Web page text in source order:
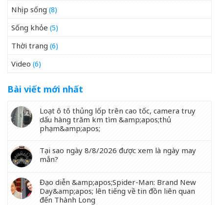
Nhịp sống (8)
Sống khỏe (5)
Thời trang (6)
Video (6)
Bài viết mới nhất
Loạt ô tô thủng lốp trên cao tốc, camera truy
dấu hàng trăm km tìm &amp;apos;thủ
phạm&amp;apos;
Tại sao ngày 8/8/2026 được xem là ngày may
mắn?
Đạo diễn &amp;apos;Spider-Man: Brand New
Day&amp;apos; lên tiếng về tin đồn liên quan
đến Thành Long